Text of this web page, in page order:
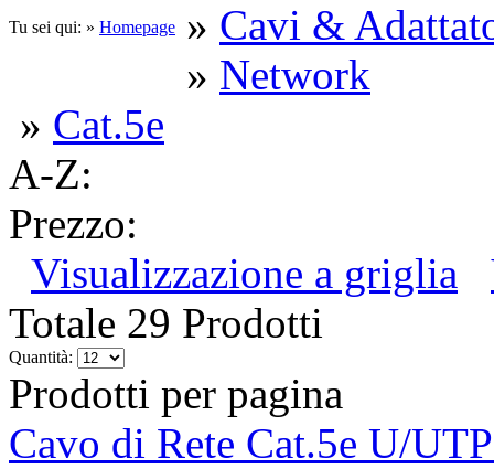
Tu sei qui: » Homepage » Cavi &
» Network
» Cat.5e
A-Z:
Prezzo:
Visualizzazione a griglia
Totale 29 Prodotti
Quantità:
Prodotti per pagina
Cavo di Rete Cat.5e U/